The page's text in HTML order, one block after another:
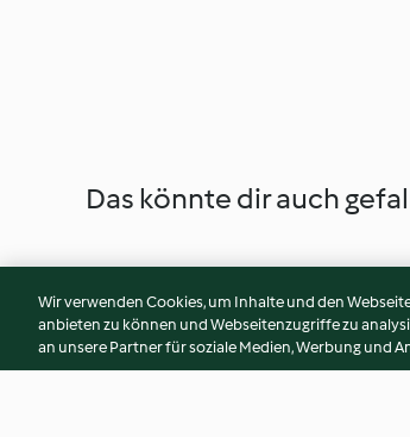
Das könnte dir auch
Wir verwenden Cookies, um Inhalte und den
anbieten zu können und Webseitenzugriffe zu
an unsere Partner für soziale Medien, Werbung und